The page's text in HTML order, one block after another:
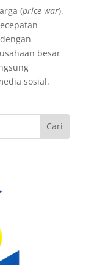
(price war).
besar
sosial.
Cari